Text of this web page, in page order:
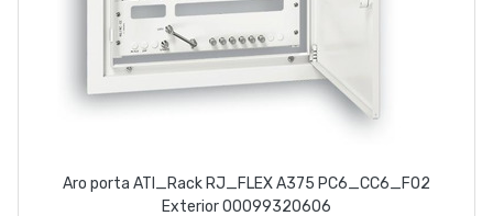
Aro porta ATI_Rack RJ_FLEX A375 PC6_CC6_FO2
Exterior 00099320606